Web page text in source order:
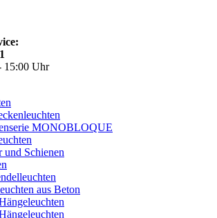
15:00 Uhr
MONOBLOQUE
und Schienen
aus Beton